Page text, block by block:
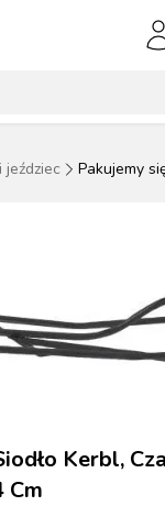
jeździec Pakujemy
Kerbl,
Cm